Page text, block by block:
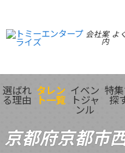
会社案
内
よ
選ばれ
る理由
タレン
ト一覧
イベン
トジャ
ンル
特
探
京都府京都市